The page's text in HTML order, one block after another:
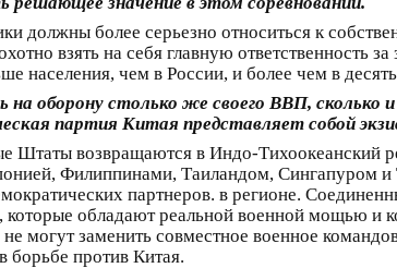
должны более серьезно относиться к
взять на себя главную ответственность
населения, чем в России, и более чем в
оборону столько же своего ВВП, сколько
партия Китая представляет собой
Штаты возвращаются в Индо-Тихоокеанский
Филиппинами, Таиландом, Сингапуром
партнеров. в регионе.
обладают реальной военной мощью и
могут заменить совместное военное
борьбе против Китая.